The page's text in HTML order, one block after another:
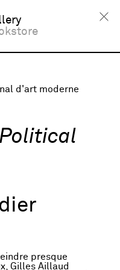
d'art moderne
presque
Gilles Aillaud